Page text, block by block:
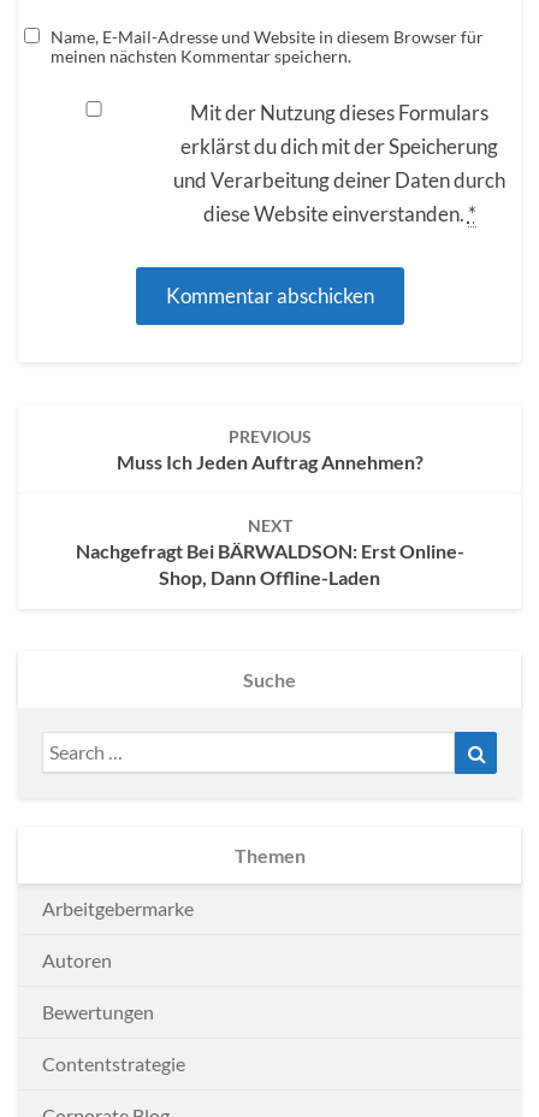
Name, E-Mail-Adresse und Website in diesem Browser für
meinen nächsten Kommentar speichern.
Mit der Nutzung dieses Formulars
erklärst du dich mit der Speicherung
und Verarbeitung deiner Daten durch
diese Website einverstanden. *
PREVIOUS
Muss Ich Jeden Auftrag Annehmen?
NEXT
Nachgefragt Bei BÄRWALDSON: Erst Online-
Shop, Dann Offline-Laden
Suche
Search
for:
Themen
Arbeitgebermarke
Autoren
Bewertungen
Contentstrategie